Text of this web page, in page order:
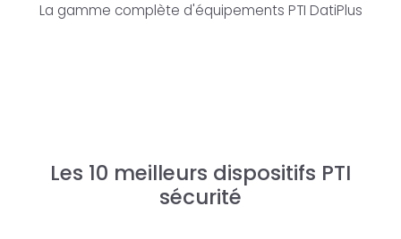
La gamme complète d'équipements PTI DatiPlus
Les 10 meilleurs dispositifs PTI
sécurité